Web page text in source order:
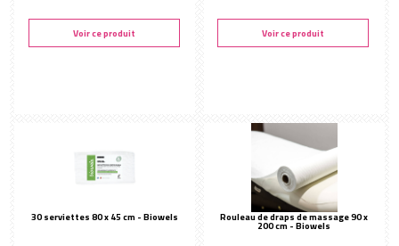
Voir ce produit Voir ce produit
30 serviettes 80 x 45 cm - Biowels Rouleau de draps de massage 90 x
200 cm - Biowels